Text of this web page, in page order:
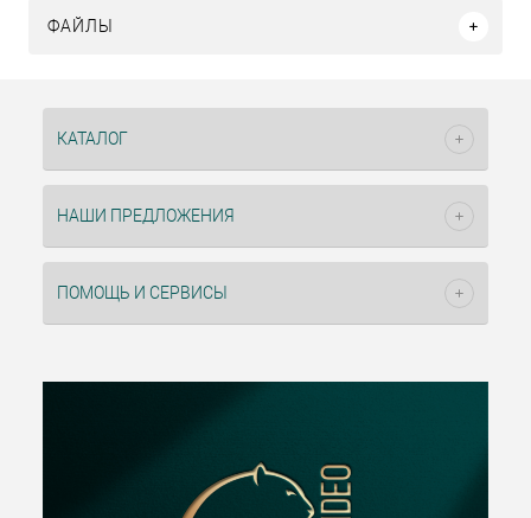
ФАЙЛЫ
КАТАЛОГ
НАШИ ПРЕДЛОЖЕНИЯ
ПОМОЩЬ И СЕРВИСЫ